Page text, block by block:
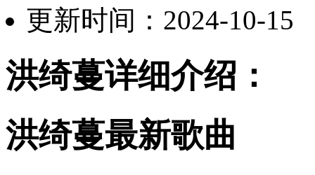
更新时间：2024-10-15
洪绮蔓详细介绍：
洪绮蔓最新歌曲